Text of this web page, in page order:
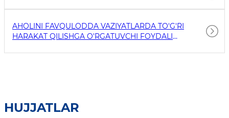
AHOLINI FAVQULODDA VAZIYATLARDA TO'G'RI
HARAKAT QILISHGA O'RGATUVCHI FOYDALI
HUJJATLAR